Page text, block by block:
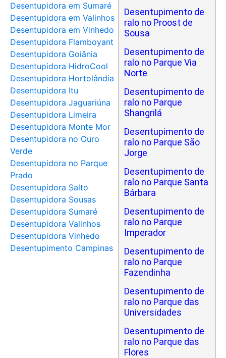
Desentupidora em Sumaré
Desentupidora em Valinhos
Desentupidora em Vinhedo
Desentupidora Flamboyant
Desentupidora Goiânia
Desentupidora HidroCool
Desentupidora Hortolândia
Desentupidora Itu
Desentupidora Jaguariúna
Desentupidora Limeira
Desentupidora Monte Mor
Desentupidora no Ouro
Verde
Desentupidora no Parque
Prado
Desentupidora Salto
Desentupidora Sousas
Desentupidora Sumaré
Desentupidora Valinhos
Desentupidora Vinhedo
Desentupimento Campinas
Desentupimento de
ralo no Proost de
Sousa
Desentupimento de
ralo no Parque Via
Norte
Desentupimento de
ralo no Parque
Shangrilá
Desentupimento de
ralo no Parque São
Jorge
Desentupimento de
ralo no Parque Santa
Bárbara
Desentupimento de
ralo no Parque
Imperador
Desentupimento de
ralo no Parque
Fazendinha
Desentupimento de
ralo no Parque das
Universidades
Desentupimento de
ralo no Parque das
Flores